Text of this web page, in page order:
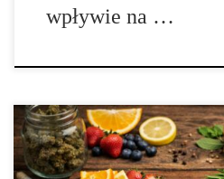
wpływie na …
Najpopularniejsze profile